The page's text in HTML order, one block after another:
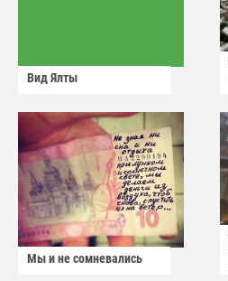
Вид Ялты
Мы и не сомневались